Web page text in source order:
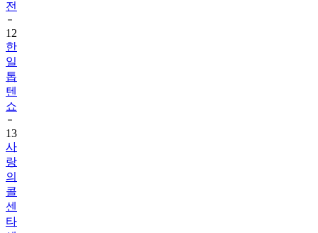
12
한
일
톱
텐
쇼
13
사
랑
의
콜
센
타
세
븐